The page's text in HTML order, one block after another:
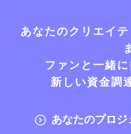
あなたのクリエイ
ファンと一緒
新しい資金調
あなたのプロ